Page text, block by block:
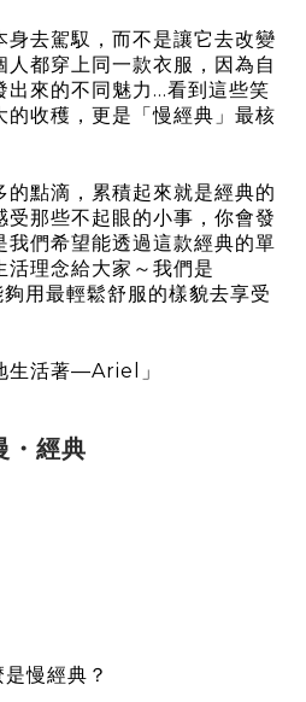
身去駕馭，而不是讓它去改變
都穿上同一款衣服，因為自
來的不同魅力...看到這些笑
的收穫，更是「慢經典」最核
點滴，累積起來就是經典的
那些不起眼的小事，你會發
我們希望能透過這款經典的單
理念給大家～我們是
用最輕鬆舒服的樣貌去享受
生活著—Ariel」
・經典
慢經典？